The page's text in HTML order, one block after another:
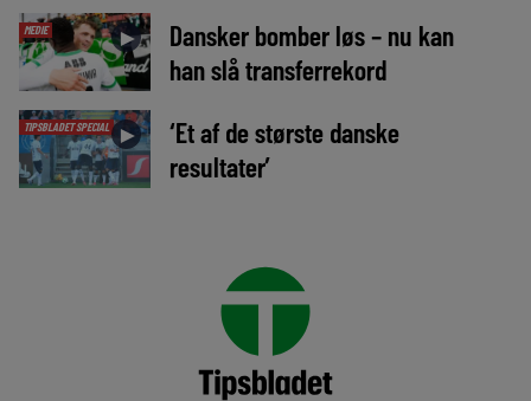
MEDIE ►
Dansker bomber løs – nu kan
han slå transferrekord
TIPSBLADET SPECIAL ►
‘Et af de største danske
resultater’